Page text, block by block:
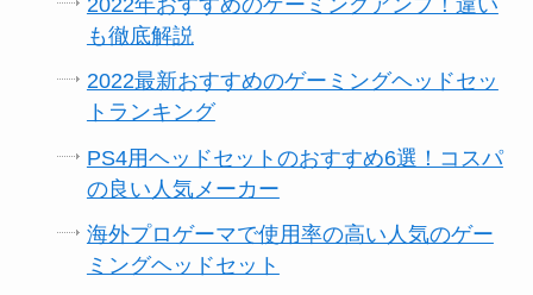
も徹底解説
2022最新おすすめのゲーミングヘッドセッ
トランキング
PS4用ヘッドセットのおすすめ6選！コスパ
の良い人気メーカー
海外プロゲーマで使用率の高い人気のゲー
ミングヘッドセット